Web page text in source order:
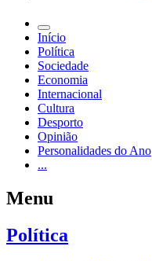
Início
Política
Sociedade
Economia
Internacional
Cultura
Desporto
Opinião
Personalidades do Ano
...
Menu
Política